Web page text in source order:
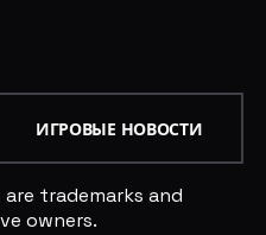
ИГРОВЫЕ НОВОСТИ
trademarks and
owners.